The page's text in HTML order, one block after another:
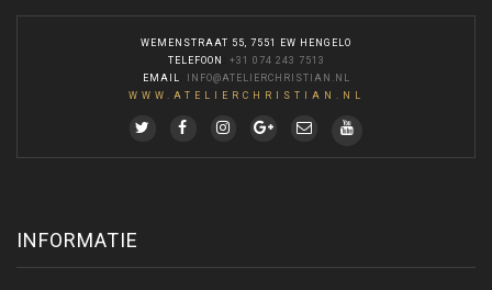
WEMENSTRAAT 55, 7551 EW HENGELO
TELEFOON
+31 074 243 7513
EMAIL
INFO@ATELIERCHRISTIAN.NL
WWW.ATELIERCHRISTIAN.NL
INFORMATIE